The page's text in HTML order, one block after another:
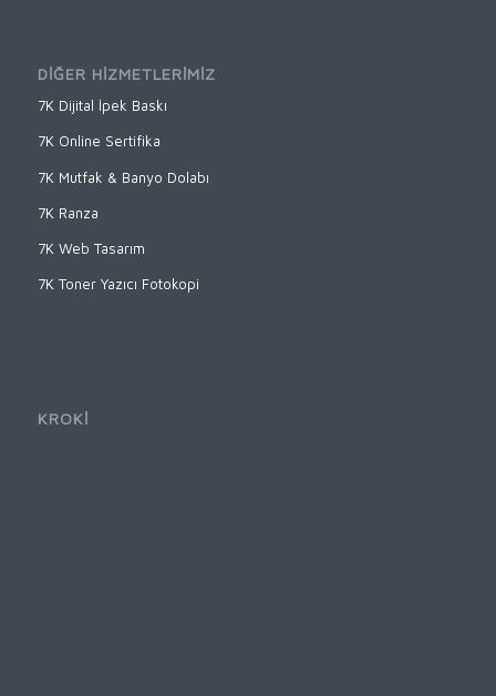
DİĞER HİZMETLERİMİZ
7K Dijital İpek Baskı
7K Online Sertifika
7K Mutfak & Banyo Dolabı
7K Ranza
7K Web Tasarım
7K Toner Yazıcı Fotokopi
KROKİ